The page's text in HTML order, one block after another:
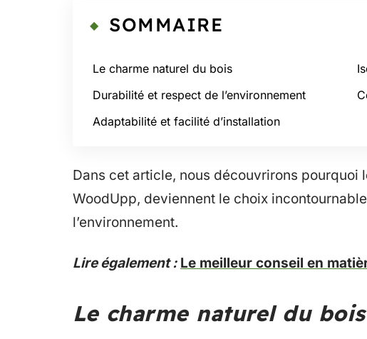
SOMMAIRE
Le charme naturel du bois
Durabilité et respect de l’environnement
Adaptabilité et facilité d’installation
Dans cet article, nous découvrirons pourquoi
WoodUpp, deviennent le choix
l’environnement.
Lire également : Le meilleur conseil en
Le charme naturel du bois